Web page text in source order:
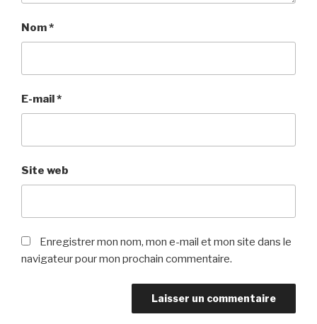
Nom*
E-mail*
Site web
Enregistrer mon nom, mon e-mail et mon site dans le
navigateur pour mon prochain commentaire.